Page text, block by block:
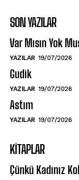
SON YAZILAR
Var Mısın Yok
YAZILAR 19/07/2026
Gudik
YAZILAR 19/07/2026
Astım
YAZILAR 19/07/2026
KITAPLAR
Çünkü Kadınız